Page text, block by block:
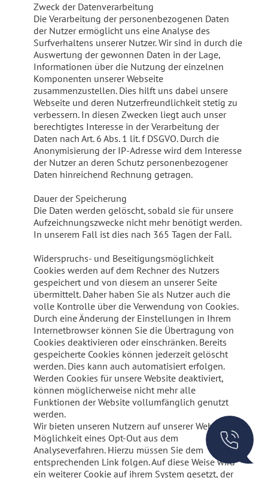
Zweck der Datenverarbeitung
Die Verarbeitung der personenbezogenen Daten
der Nutzer ermöglicht uns eine Analyse des
Surfverhaltens unserer Nutzer. Wir sind in durch die
Auswertung der gewonnen Daten in der Lage,
Informationen über die Nutzung der einzelnen
Komponenten unserer Webseite
zusammenzustellen. Dies hilft uns dabei unsere
Webseite und deren Nutzerfreundlichkeit stetig zu
verbessern. In diesen Zwecken liegt auch unser
berechtigtes Interesse in der Verarbeitung der
Daten nach Art. 6 Abs. 1 lit. f DSGVO. Durch die
Anonymisierung der IP-Adresse wird dem Interesse
der Nutzer an deren Schutz personenbezogener
Daten hinreichend Rechnung getragen.
Dauer der Speicherung
Die Daten werden gelöscht, sobald sie für unsere
Aufzeichnungszwecke nicht mehr benötigt werden.
In unserem Fall ist dies nach 365 Tagen der Fall.
Widerspruchs- und Beseitigungsmöglichkeit
Cookies werden auf dem Rechner des Nutzers
gespeichert und von diesem an unserer Seite
übermittelt. Daher haben Sie als Nutzer auch die
volle Kontrolle über die Verwendung von Cookies.
Durch eine Änderung der Einstellungen in Ihrem
Internetbrowser können Sie die Übertragung von
Cookies deaktivieren oder einschränken. Bereits
gespeicherte Cookies können jederzeit gelöscht
werden. Dies kann auch automatisiert erfolgen.
Werden Cookies für unsere Website deaktiviert,
können möglicherweise nicht mehr alle
Funktionen der Website vollumfänglich genutzt
werden.
Wir bieten unseren Nutzern auf unserer Website die
Möglichkeit eines Opt-Out aus dem
Analyseverfahren. Hierzu müssen Sie dem
entsprechenden Link folgen. Auf diese Weise wird
ein weiterer Cookie auf ihrem System gesetzt, der